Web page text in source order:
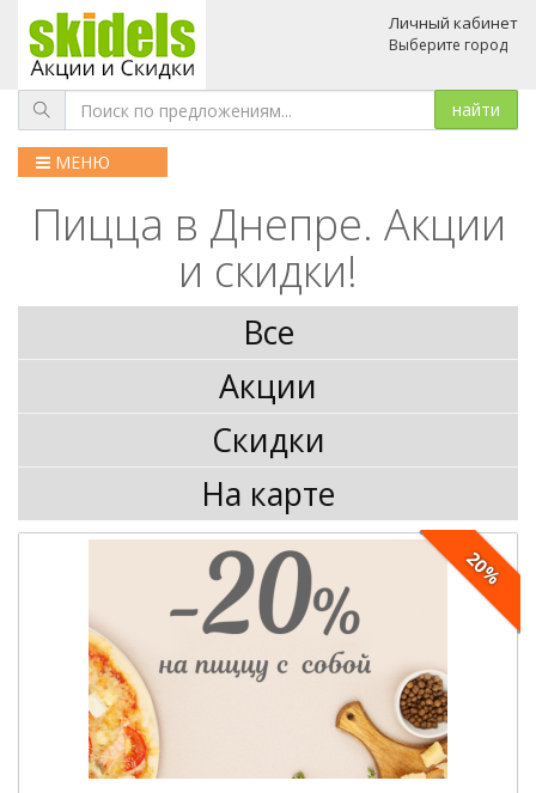
Личный кабинет
Выберите город
МЕНЮ
Пицца в Днепре. Акции
и скидки!
Все
Акции
Скидки
На карте
20%